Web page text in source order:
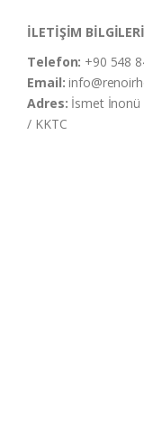
İLETİŞİM BİLGİLERİ
Telefon: +90 548
Email:
Adres: İsmet İnonü
/ KKTC